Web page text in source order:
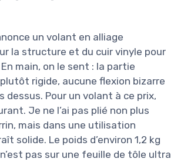
un volant en alliage
la structure et du cuir vinyle pour
main, on le sent : la partie
rigide, aucune flexion bizarre
dessus. Pour un volant à ce prix,
Je ne l’ai pas plié non plus
mais dans une utilisation
solide. Le poids d’environ 1,2 kg
pas sur une feuille de tôle ultra